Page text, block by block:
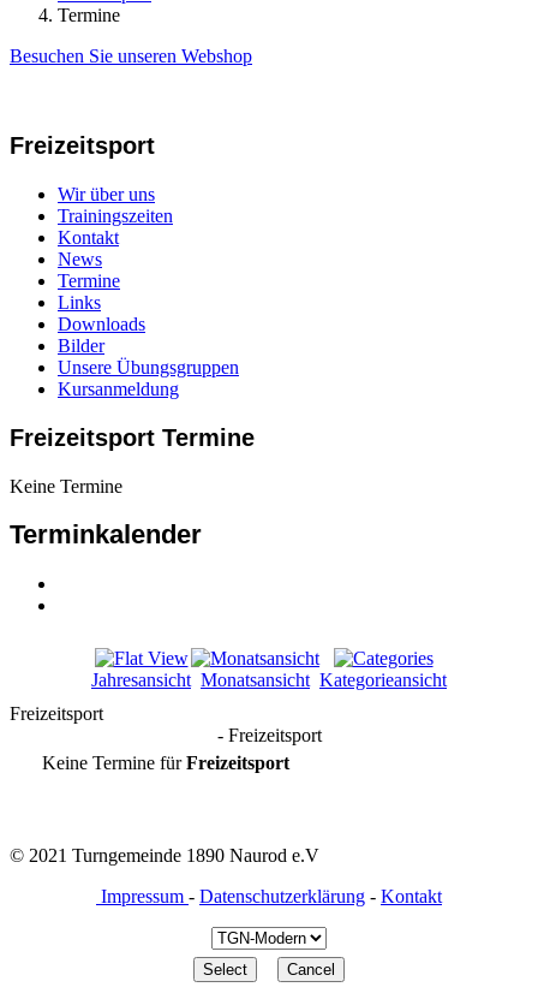
Termine
Besuchen Sie unseren Webshop
Freizeitsport
Wir über uns
Trainingszeiten
Kontakt
News
Termine
Links
Downloads
Bilder
Unsere Übungsgruppen
Kursanmeldung
Freizeitsport Termine
Keine Termine
Terminkalender
Jahresansicht Monatsansicht Kategorieansicht
Freizeitsport
- Freizeitsport
Keine Termine fürFreizeitsport
© 2021 Turngemeinde 1890 Naurod e.V
Impressum - Datenschutzerklärung - Kontakt